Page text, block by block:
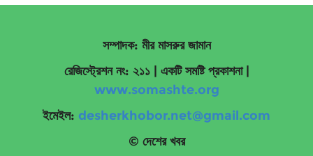
সম্পাদক: মীর মাসরুর জামান
রেজিস্ট্রেশন নং: ২১১ | একটি সমষ্টি প্রকাশনা
www.somashte.org
ইমেইল: desherkhobor.net@gmail.com
© দেশের খবর